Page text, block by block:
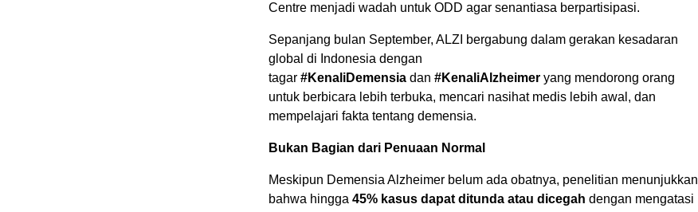
Centre menjadi wadah untuk ODD agar senantiasa berpartisipasi.
Sepanjang bulan September, ALZI bergabung dalam gerakan kesadaran
global di Indonesia dengan
tagar #KenaliDemensia dan #KenaliAlzheimer yang mendorong orang
untuk berbicara lebih terbuka, mencari nasihat medis lebih awal, dan
mempelajari fakta tentang demensia.
Bukan Bagian dari Penuaan Normal
Meskipun Demensia Alzheimer belum ada obatnya, penelitian menunjukkan
bahwa hingga 45% kasus dapat ditunda atau dicegah dengan mengatasi